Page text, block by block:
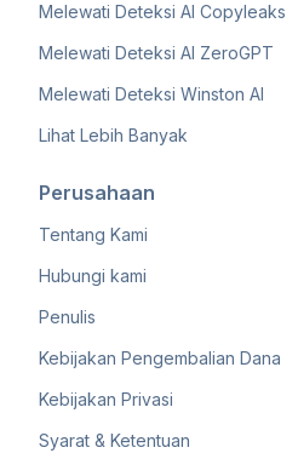
Melewati Deteksi AI Copyleaks
Melewati Deteksi AI ZeroGPT
Melewati Deteksi Winston AI
Lihat Lebih Banyak
Perusahaan
Tentang Kami
Hubungi kami
Penulis
Kebijakan Pengembalian Dana
Kebijakan Privasi
Syarat & Ketentuan